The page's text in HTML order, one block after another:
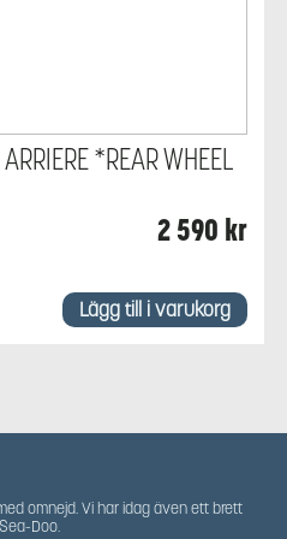
*REAR WHEEL
2 590 kr
Lägg till i varukorg
omnejd. Vi har idag även ett brett
Doo.